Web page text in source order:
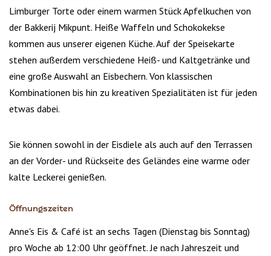
Limburger Torte oder einem warmen Stück Apfelkuchen von
der Bakkerij Mikpunt. Heiße Waffeln und Schokokekse
kommen aus unserer eigenen Küche. Auf der Speisekarte
stehen außerdem verschiedene Heiß- und Kaltgetränke und
eine große Auswahl an Eisbechern. Von klassischen
Kombinationen bis hin zu kreativen Spezialitäten ist für jeden
etwas dabei.
Sie können sowohl in der Eisdiele als auch auf den Terrassen
an der Vorder- und Rückseite des Geländes eine warme oder
kalte Leckerei genießen.
Öffnungszeiten
Anne's Eis & Café ist an sechs Tagen (Dienstag bis Sonntag)
pro Woche ab 12:00 Uhr geöffnet. Je nach Jahreszeit und